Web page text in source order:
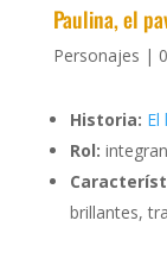
Paulina, el
Personajes |
Historia: El
Rol:
brillantes,